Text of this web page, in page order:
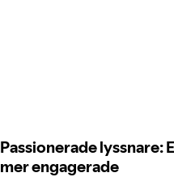
Passionerade lyssnare:
mer engagerade